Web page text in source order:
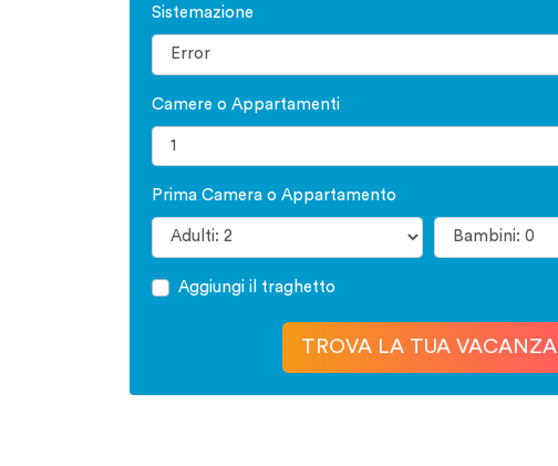
Sistemazione
Camere o Appartamenti
Prima Camera o Appartamento
Aggiungi il traghetto
TROVA LA TUA VACANZA